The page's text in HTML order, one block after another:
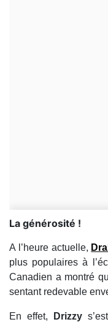
La générosité !
A l’heure actuelle,
plus populaires à
Canadien a montré
sentant redevable
En effet, Drizzy